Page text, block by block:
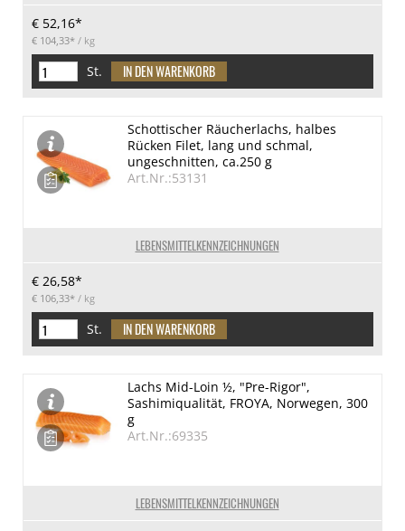
€ 52,16*
€ 104,33* / kg
St.
LEBENSMITTELKENNZEICHNUNGEN
Schottischer Räucherlachs, halbes
Rücken Filet, lang und schmal,
ungeschnitten, ca.250 g
Art.Nr.:53131
€ 26,58*
€ 106,33* / kg
St.
LEBENSMITTELKENNZEICHNUNGEN
Lachs Mid-Loin ½, "Pre-Rigor",
Sashimiqualität, FROYA, Norwegen, 300
g
Art.Nr.:69335